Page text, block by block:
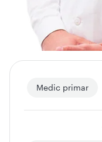
Medic primar